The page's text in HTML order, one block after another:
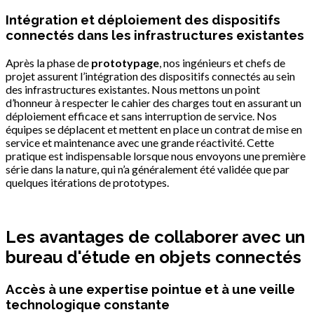
Intégration et déploiement des dispositifs
connectés dans les infrastructures existantes
Après la phase de prototypage, nos ingénieurs et chefs de
projet assurent l’intégration des dispositifs connectés au sein
des infrastructures existantes. Nous mettons un point
d’honneur à respecter le cahier des charges tout en assurant un
déploiement efficace et sans interruption de service. Nos
équipes se déplacent et mettent en place un contrat de mise en
service et maintenance avec une grande réactivité. Cette
pratique est indispensable lorsque nous envoyons une première
série dans la nature, qui n’a généralement été validée que par
quelques itérations de prototypes.
Les avantages de collaborer avec un
bureau d'étude en objets connectés
Accès à une expertise pointue et à une veille
technologique constante